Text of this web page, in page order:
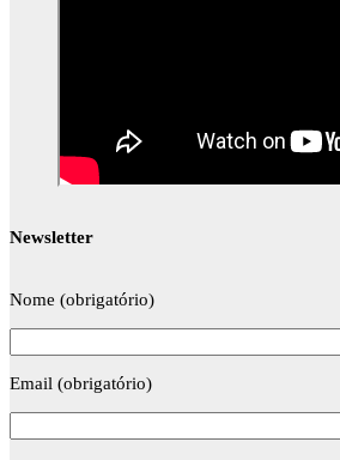
Newsletter
Nome (obrigatório)
Email (obrigatório)